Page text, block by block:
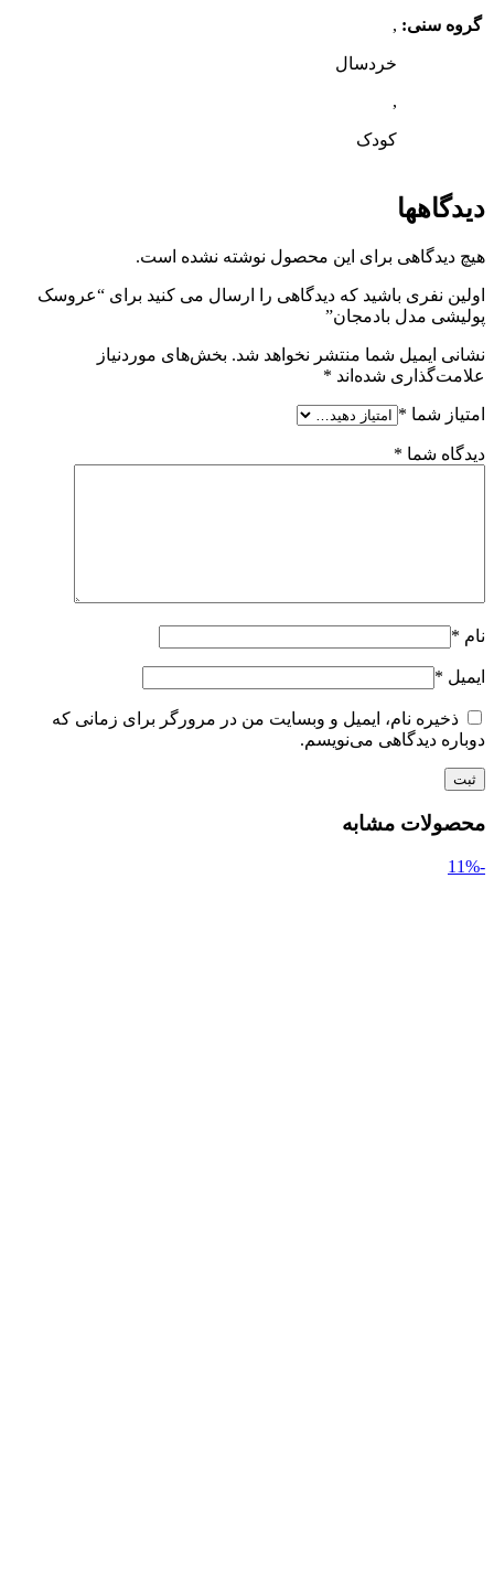
گروه سنی: ,
خردسال
,
کودک
دیدگاهها
هیچ دیدگاهی برای این محصول نوشته نشده است.
اولین نفری باشید که دیدگاهی را ارسال می کنید برای “عروسک
پولیشی مدل بادمجان”
نشانی ایمیل شما منتشر نخواهد شد. بخش‌های موردنیاز
علامت‌گذاری شده‌اند *
امتیاز شما *
دیدگاه شما *
نام *
ایمیل *
ذخیره نام، ایمیل و وبسایت من در مرورگر برای زمانی که
دوباره دیدگاهی می‌نویسم.
محصولات مشابه
-11%